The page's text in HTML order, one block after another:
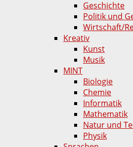
Geschichte
Politik und
Wirtschaft/
Kreativ
Kunst
Musik
MINT
Biologie
Chemie
Informatik
Mathematik
Natur und
Physik